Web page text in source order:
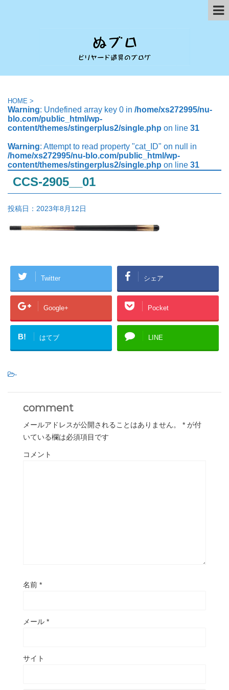
HOME >
Warning: Undefined array key 0 in /home/xs272995/nu-
blo.com/public_html/wp-
content/themes/stingerplus2/single.php on line 31
Warning: Attempt to read property "cat_ID" on null in
/home/xs272995/nu-blo.com/public_html/wp-
content/themes/stingerplus2/single.php on line 31
CCS-2905__01
投稿日： 2023年8月12日
Twitter シェア
Google+ Pocket
B! はてブ LINE
-
comment
メールアドレスが公開されることはありません。 * が付
いている欄は必須項目です
コメント
名前 *
メール *
サイト